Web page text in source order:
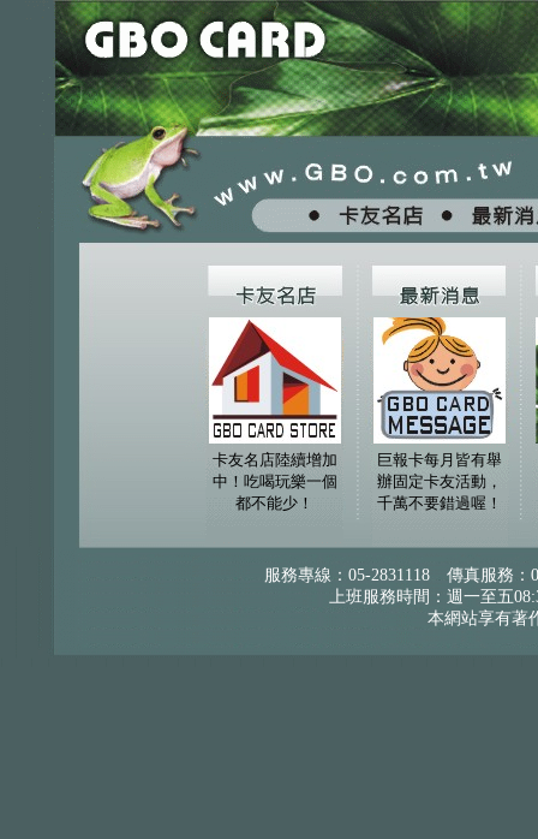
卡友名店陸續增加
中！吃喝玩樂一個
都不能少！
巨報卡每月皆有舉
辦固定卡友活動，
千萬不要錯過喔！
服務專線：05-2831118 傳真服務
上班服務時間：週一至五
本網站享有著